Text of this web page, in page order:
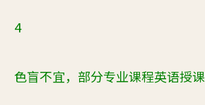
4
色盲不宜，部分专业课程英语授课